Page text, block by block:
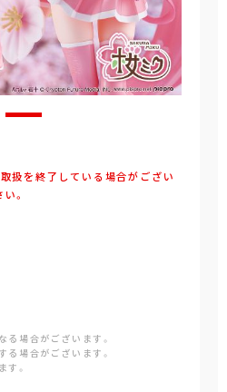
扱を終了している場合がござい
。
る場合がございます。
る場合がございます。
す。